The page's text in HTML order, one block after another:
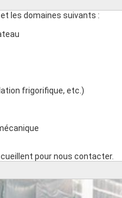
les domaines suivants :
frigorifique, etc.)
pour nous contacter.